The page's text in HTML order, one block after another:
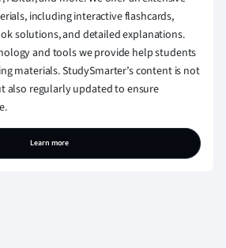
including interactive flashcards,
solutions, and detailed explanations.
and tools we provide help students
materials. StudySmarter’s content is not
also regularly updated to ensure
Learn more